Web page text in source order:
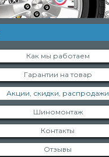
Как мы работаем
Гарантии на товар
Акции, скидки, распродажи
Шиномонтаж
Контакты
Отзывы